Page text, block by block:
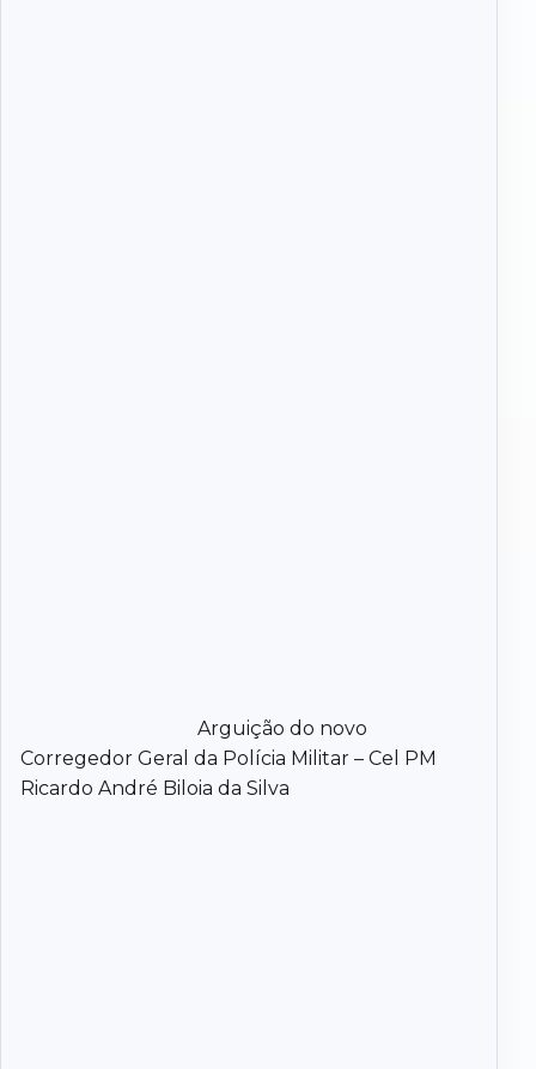
Arguição do novo
Corregedor Geral da Polícia Militar – Cel PM
Ricardo André Biloia da Silva